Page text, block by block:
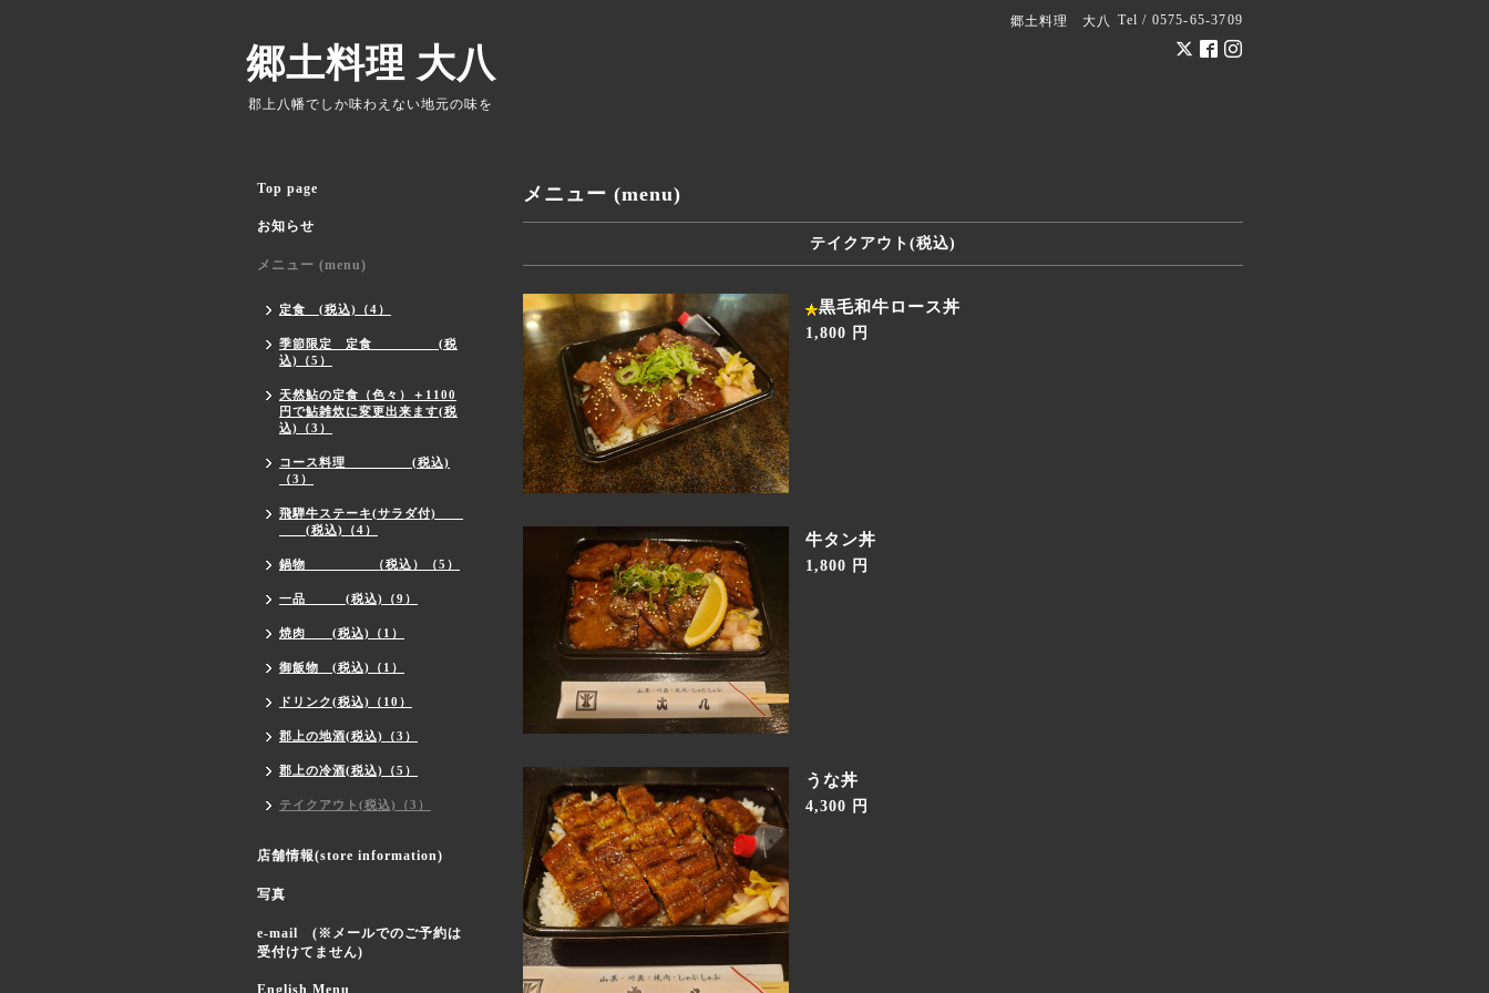
郷土料理 大八 Tel / 0575-65-3709
郷土料理 大八
郡上八幡でしか味わえない地元の味を
メニュー (menu)
テイクアウト(税込)
黒毛和牛ロース丼
1,800 円
牛タン丼
1,800 円
うな丼
4,300 円
Top page
お知らせ
メニュー (menu)
定食 (税込)（4）
季節限定 定食 (税
込)（5）
天然鮎の定食（色々）＋1100
円で鮎雑炊に変更出来ます(税
込)（3）
コース料理 (税込)
（3）
飛騨牛ステーキ(サラダ付)
(税込)（4）
鍋物 （税込）（5）
一品 (税込)（9）
焼肉 (税込)（1）
御飯物 (税込)（1）
ドリンク(税込)（10）
郡上の地酒(税込)（3）
郡上の冷酒(税込)（5）
テイクアウト(税込)（3）
店舗情報(store information)
写真
e-mail (※メールでのご予約は
受付けてません)
English Menu